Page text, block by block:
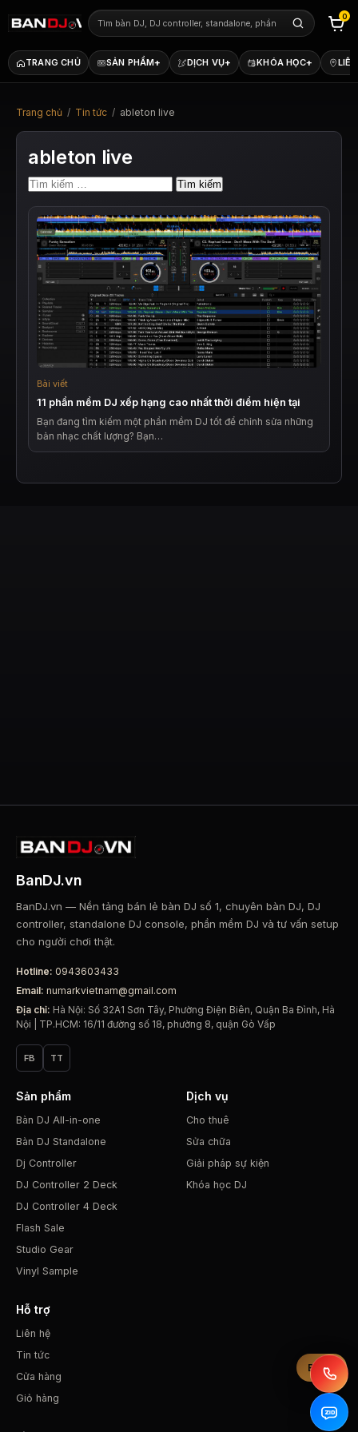
TRANG CHỦ SẢN PHẨM+ DỊCH VỤ+ KHÓA HỌC+
0
Trang chủ / Tin tức / ableton live
ableton live
Tìm
cho:
Bài viết
11 phần mềm DJ xếp hạng cao nhất thời điểm hiện tại
Bạn đang tìm kiếm một phần mềm DJ tốt để chỉnh sửa những
bản nhạc chất lượng? Bạn…
Bộ lọc
BanDJ.vn
BanDJ.vn — Nền tảng bán lẻ bàn DJ số 1, chuyên bàn DJ, DJ
controller, standalone DJ console, phần mềm DJ và tư vấn setup
cho người chơi thật.
Hotline: 0943603433
Email: numarkvietnam@gmail.com
Địa chỉ: Hà Nội: Số 32A1 Sơn Tây, Phường Điện Biên, Quận Ba Đình, Hà
Nội | TP.HCM: 16/11 đường số 18, phường 8, quận Gò Vấp
FB TT
Sản phẩm
Bàn DJ All-in-one
Bàn DJ Standalone
Dj Controller
DJ Controller 2 Deck
DJ Controller 4 Deck
Flash Sale
Studio Gear
Vinyl Sample
Dịch vụ
Cho thuê
Sửa chữa
Giải pháp sự kiện
Khóa học DJ
Hỗ trợ
Liên hệ
Tin tức
Cửa hàng
Giỏ hàng